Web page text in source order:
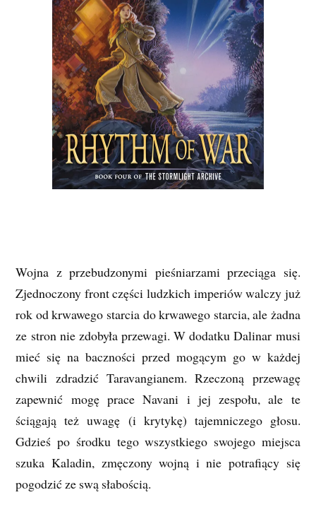
Wojna z przebudzonymi pieśniarzami przeciąga się.
Zjednoczony front części ludzkich imperiów walczy już
rok od krwawego starcia do krwawego starcia, ale żadna
ze stron nie zdobyła przewagi. W dodatku Dalinar musi
mieć się na baczności przed mogącym go w każdej
chwili zdradzić Taravangianem. Rzeczoną przewagę
zapewnić mogę prace Navani i jej zespołu, ale te
ściągają też uwagę (i krytykę) tajemniczego głosu.
Gdzieś po środku tego wszystkiego swojego miejsca
szuka Kaladin, zmęczony wojną i nie potrafiący się
pogodzić ze swą słabością.